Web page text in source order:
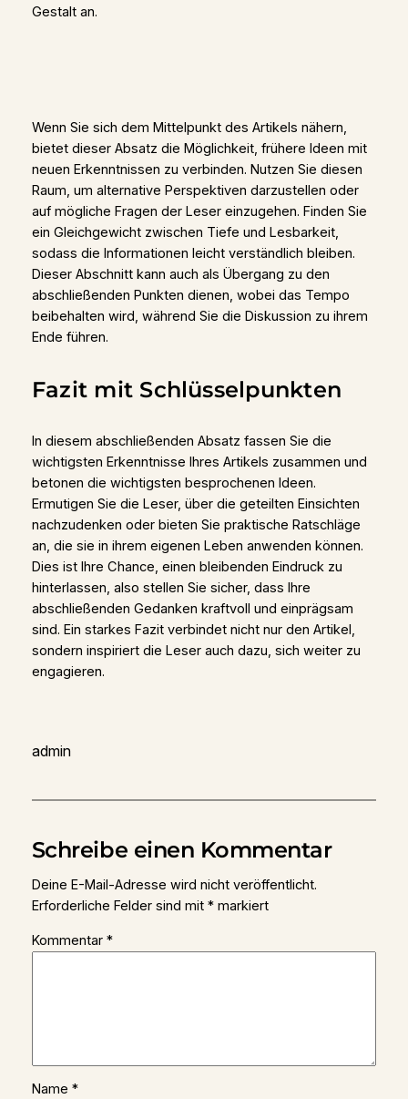
Gestalt an.
Wenn Sie sich dem Mittelpunkt des Artikels nähern,
bietet dieser Absatz die Möglichkeit, frühere Ideen mit
neuen Erkenntnissen zu verbinden. Nutzen Sie diesen
Raum, um alternative Perspektiven darzustellen oder
auf mögliche Fragen der Leser einzugehen. Finden Sie
ein Gleichgewicht zwischen Tiefe und Lesbarkeit,
sodass die Informationen leicht verständlich bleiben.
Dieser Abschnitt kann auch als Übergang zu den
abschließenden Punkten dienen, wobei das Tempo
beibehalten wird, während Sie die Diskussion zu ihrem
Ende führen.
Fazit mit Schlüsselpunkten
In diesem abschließenden Absatz fassen Sie die
wichtigsten Erkenntnisse Ihres Artikels zusammen und
betonen die wichtigsten besprochenen Ideen.
Ermutigen Sie die Leser, über die geteilten Einsichten
nachzudenken oder bieten Sie praktische Ratschläge
an, die sie in ihrem eigenen Leben anwenden können.
Dies ist Ihre Chance, einen bleibenden Eindruck zu
hinterlassen, also stellen Sie sicher, dass Ihre
abschließenden Gedanken kraftvoll und einprägsam
sind. Ein starkes Fazit verbindet nicht nur den Artikel,
sondern inspiriert die Leser auch dazu, sich weiter zu
engagieren.
admin
Schreibe einen Kommentar
Deine E-Mail-Adresse wird nicht veröffentlicht.
Erforderliche Felder sind mit *markiert
Kommentar *
Name *